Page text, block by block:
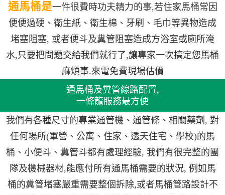
通馬桶是一件很費時功夫精力的事,若住家馬桶常因
便便過硬、衛生紙、衛生棉、牙刷、毛巾等異物造成
堵塞阻塞, 或者便斗及糞管阻塞造成方浴室或廁所淹
水,只要把問題交給我們就行了,讓專家一次搞定您馬桶
麻煩事.來電免費現場估價
通馬桶及糞管線路配置,
一條龍服務最方便
我們有各種尺寸的專業通管機、通管條、相關藥劑, 對
任何場所(軍營、公寓、住家、透天住宅、學校)的馬
桶、小便斗、糞管斗都有處理經驗, 我們有很完整的團
隊及機械器材,能應付所有通馬桶需要的狀況, 例如馬
桶的糞管堵塞嚴重需要整個拆除,或者馬桶管路設計不